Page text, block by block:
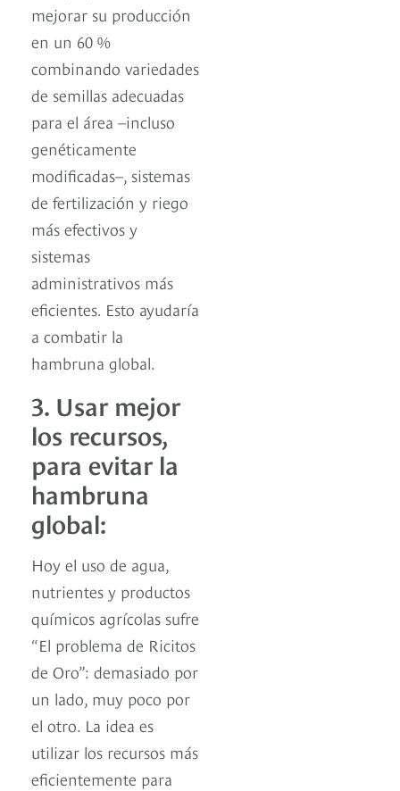
mejorar su producción
en un 60 %
combinando variedades
de semillas adecuadas
para el área –incluso
genéticamente
modificadas–, sistemas
de fertilización y riego
más efectivos y
sistemas
administrativos más
eficientes. Esto ayudaría
a combatir la
hambruna global.
3. Usar mejor
los recursos,
para evitar la
hambruna
global:
Hoy el uso de agua,
nutrientes y productos
químicos agrícolas sufre
“El problema de Ricitos
de Oro”: demasiado por
un lado, muy poco por
el otro. La idea es
utilizar los recursos más
eficientemente para